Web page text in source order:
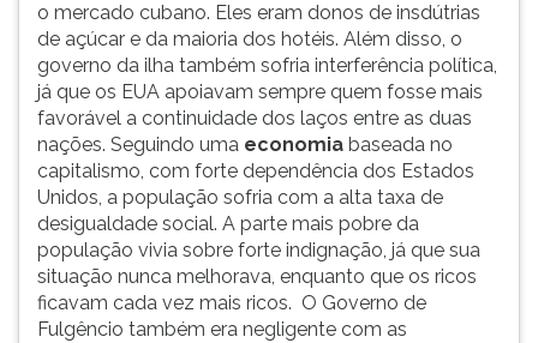
o mercado cubano. Eles eram donos de insdútrias
de açúcar e da maioria dos hotéis. Além disso, o
governo da ilha também sofria interferência política,
já que os EUA apoiavam sempre quem fosse mais
favorável a continuidade dos laços entre as duas
nações. Seguindo uma economia baseada no
capitalismo, com forte dependência dos Estados
Unidos, a população sofria com a alta taxa de
desigualdade social. A parte mais pobre da
população vivia sobre forte indignação, já que sua
situação nunca melhorava, enquanto que os ricos
ficavam cada vez mais ricos. O Governo de
Fulgêncio também era negligente com as